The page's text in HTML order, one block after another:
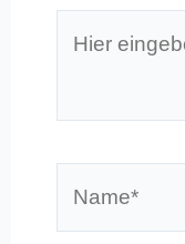
eingeben…